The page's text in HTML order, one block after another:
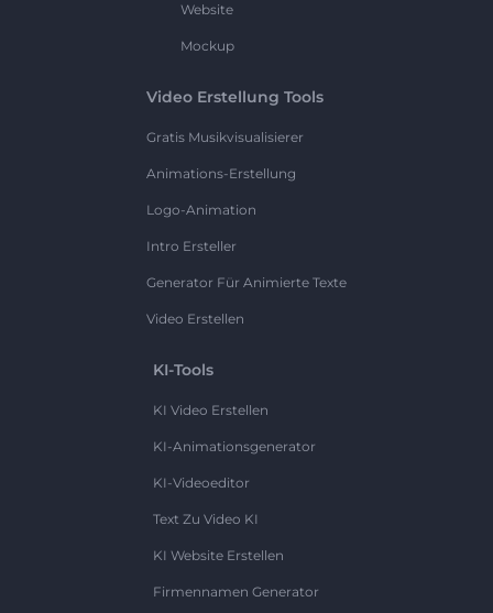
Website
Mockup
Video Erstellung Tools
Gratis Musikvisualisierer
Animations-Erstellung
Logo-Animation
Intro Ersteller
Generator Für Animierte Texte
Video Erstellen
KI-Tools
KI Video Erstellen
KI-Animationsgenerator
KI-Videoeditor
Text Zu Video KI
KI Website Erstellen
Firmennamen Generator